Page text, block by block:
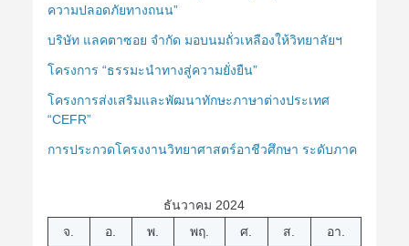
ความปลอดภัยทางถนน”
บริษัท แลคตาซอย จำกัด มอบนมถั่วเหลืองให้วิทยาลัยฯ
โครงการ “ธรรมะนำทางสู่ความยั่งยืน”
โครงการส่งเสริมและพัฒนาทักษะภาษาต่างประเทศ
“CEFR”
การประกวดโครงงานวิทยาศาสตร์อาชีวศึกษา ระดับภาค
ธันวาคม 2024
จ.
อ. พ. พฤ. ศ. ส.
อา.